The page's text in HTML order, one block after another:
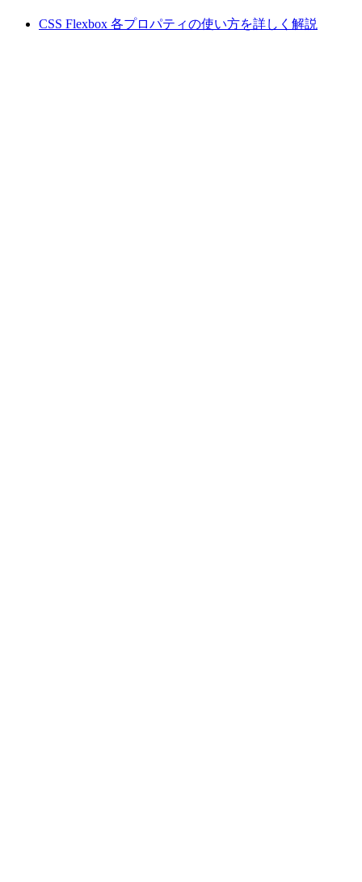
CSS Flexbox 各プロパティの使い方を詳しく解説